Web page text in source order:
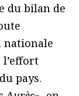
du bilan de
nationale
pays.